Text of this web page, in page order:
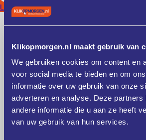
Klikopmorgen.nl maakt gebruik van
We gebruiken cookies om content en
voor social media te bieden en om
informatie over uw gebruik van onze
adverteren en analyse. Deze
andere informatie die u aan ze heeft
van uw gebruik van hun services.
Limburg